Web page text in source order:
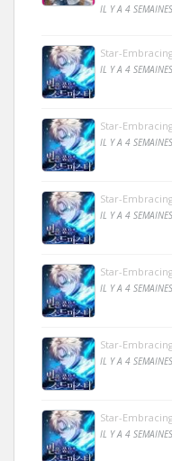
IL Y A 4
Star-
IL Y A 4
Star-
IL Y A 4
Star-
IL Y A 4
Star-
IL Y A 4
Star-
IL Y A 4
Star-
IL Y A 4